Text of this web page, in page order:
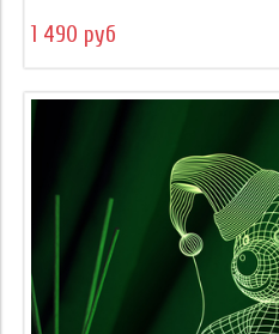
1 490 руб